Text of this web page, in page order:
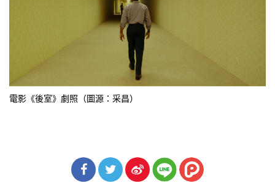
電影《後室》劇照（圖源：采昌）